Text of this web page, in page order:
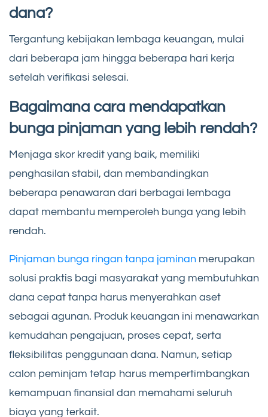
dana?
Tergantung kebijakan lembaga keuangan, mulai
dari beberapa jam hingga beberapa hari kerja
setelah verifikasi selesai.
Bagaimana cara mendapatkan
bunga pinjaman yang lebih rendah?
Menjaga skor kredit yang baik, memiliki
penghasilan stabil, dan membandingkan
beberapa penawaran dari berbagai lembaga
dapat membantu memperoleh bunga yang lebih
rendah.
Pinjaman bunga ringan tanpa jaminan merupakan
solusi praktis bagi masyarakat yang membutuhkan
dana cepat tanpa harus menyerahkan aset
sebagai agunan. Produk keuangan ini menawarkan
kemudahan pengajuan, proses cepat, serta
fleksibilitas penggunaan dana. Namun, setiap
calon peminjam tetap harus mempertimbangkan
kemampuan finansial dan memahami seluruh
biaya yang terkait.